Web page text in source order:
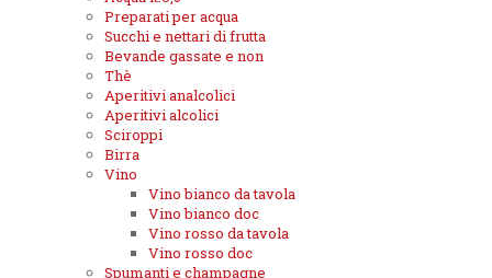
Preparati per acqua
Succhi e nettari di frutta
Bevande gassate e non
Thè
Aperitivi analcolici
Aperitivi alcolici
Sciroppi
Birra
Vino
Vino bianco da tavola
Vino bianco doc
Vino rosso da tavola
Vino rosso doc
Spumanti e champagne